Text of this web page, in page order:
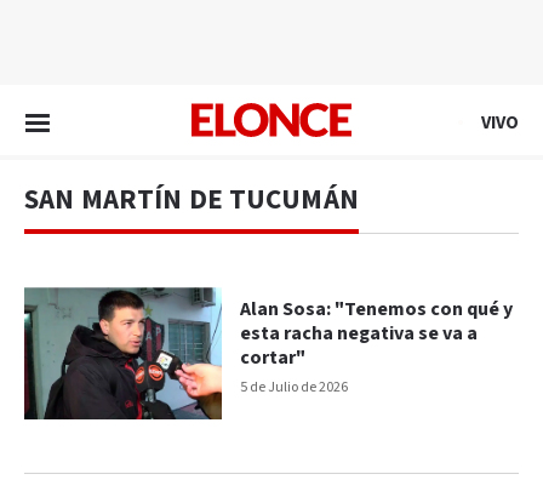
VIVO
SAN MARTÍN DE TUCUMÁN
5 de Julio de 2026
Alan Sosa: "Tenemos con qué y
esta racha negativa se va a
cortar"